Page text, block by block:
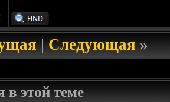
|Следующая»
этой теме